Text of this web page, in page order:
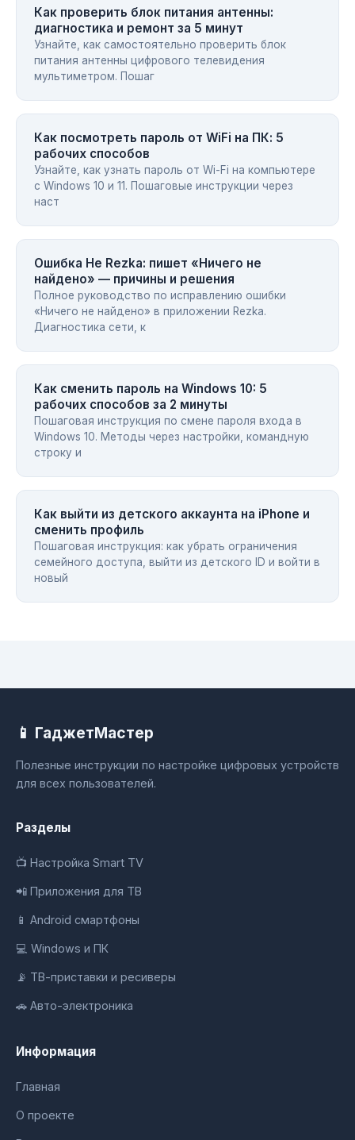
Как проверить блок питания антенны:
диагностика и ремонт за 5 минут
Узнайте, как самостоятельно проверить блок
питания антенны цифрового телевидения
мультиметром. Пошаг
Как посмотреть пароль от WiFi на ПК: 5
рабочих способов
Узнайте, как узнать пароль от Wi-Fi на компьютере
с Windows 10 и 11. Пошаговые инструкции через
наст
Ошибка He Rezka: пишет «Ничего не
найдено» — причины и решения
Полное руководство по исправлению ошибки
«Ничего не найдено» в приложении Rezka.
Диагностика сети, к
Как сменить пароль на Windows 10: 5
рабочих способов за 2 минуты
Пошаговая инструкция по смене пароля входа в
Windows 10. Методы через настройки, командную
строку и
Как выйти из детского аккаунта на iPhone и
сменить профиль
Пошаговая инструкция: как убрать ограничения
семейного доступа, выйти из детского ID и войти в
новый
📱 ГаджетМастер
Полезные инструкции по настройке цифровых устройств
для всех пользователей.
Разделы
📺 Настройка Smart TV
📲 Приложения для ТВ
📱 Android смартфоны
💻 Windows и ПК
📡 ТВ-приставки и ресиверы
🚗 Авто-электроника
Информация
Главная
О проекте